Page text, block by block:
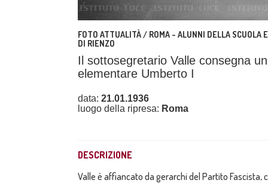
FOTO ATTUALITÀ / ROMA - ALUNNI DELLA SCUOLA
DI RIENZO
Il sottosegretario Valle consegna
elementare Umberto I
data: 21.01.1936
luogo della ripresa: Roma
DESCRIZIONE
Valle è affiancato da gerarchi del Partito